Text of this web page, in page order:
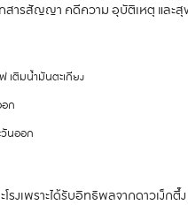
อกสารสัญญา คดีความ อุบัติเหตุ แล
เติมน้ำมันตะเกียง
อก
นออก
โรงเพราะได้รับอิทธิพลจากดาวเ